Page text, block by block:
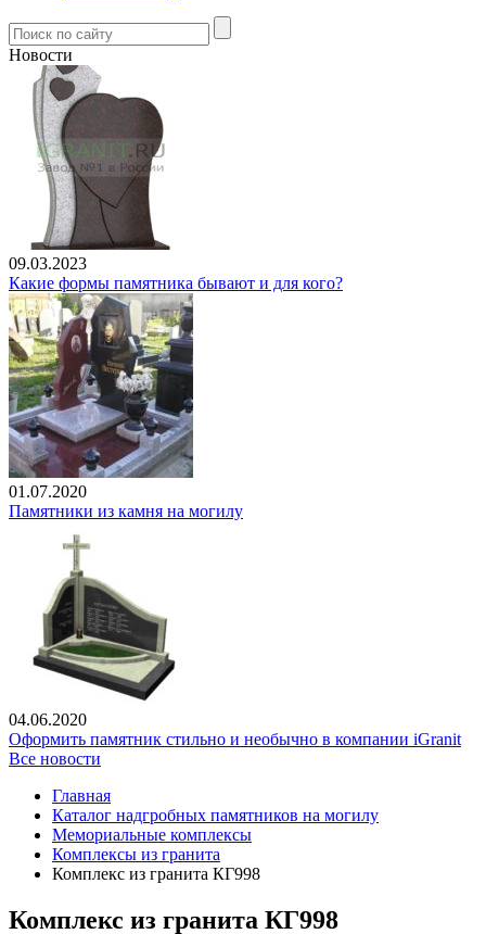
Новости
09.03.2023
Какие формы памятника бывают и для кого?
01.07.2020
Памятники из камня на могилу
04.06.2020
Оформить памятник стильно и необычно в компании iGranit
Все новости
Главная
Каталог надгробных памятников на могилу
Мемориальные комплексы
Комплексы из гранита
Комплекс из гранита КГ998
Комплекс из гранита КГ998